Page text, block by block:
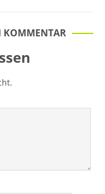
KOMMENTAR